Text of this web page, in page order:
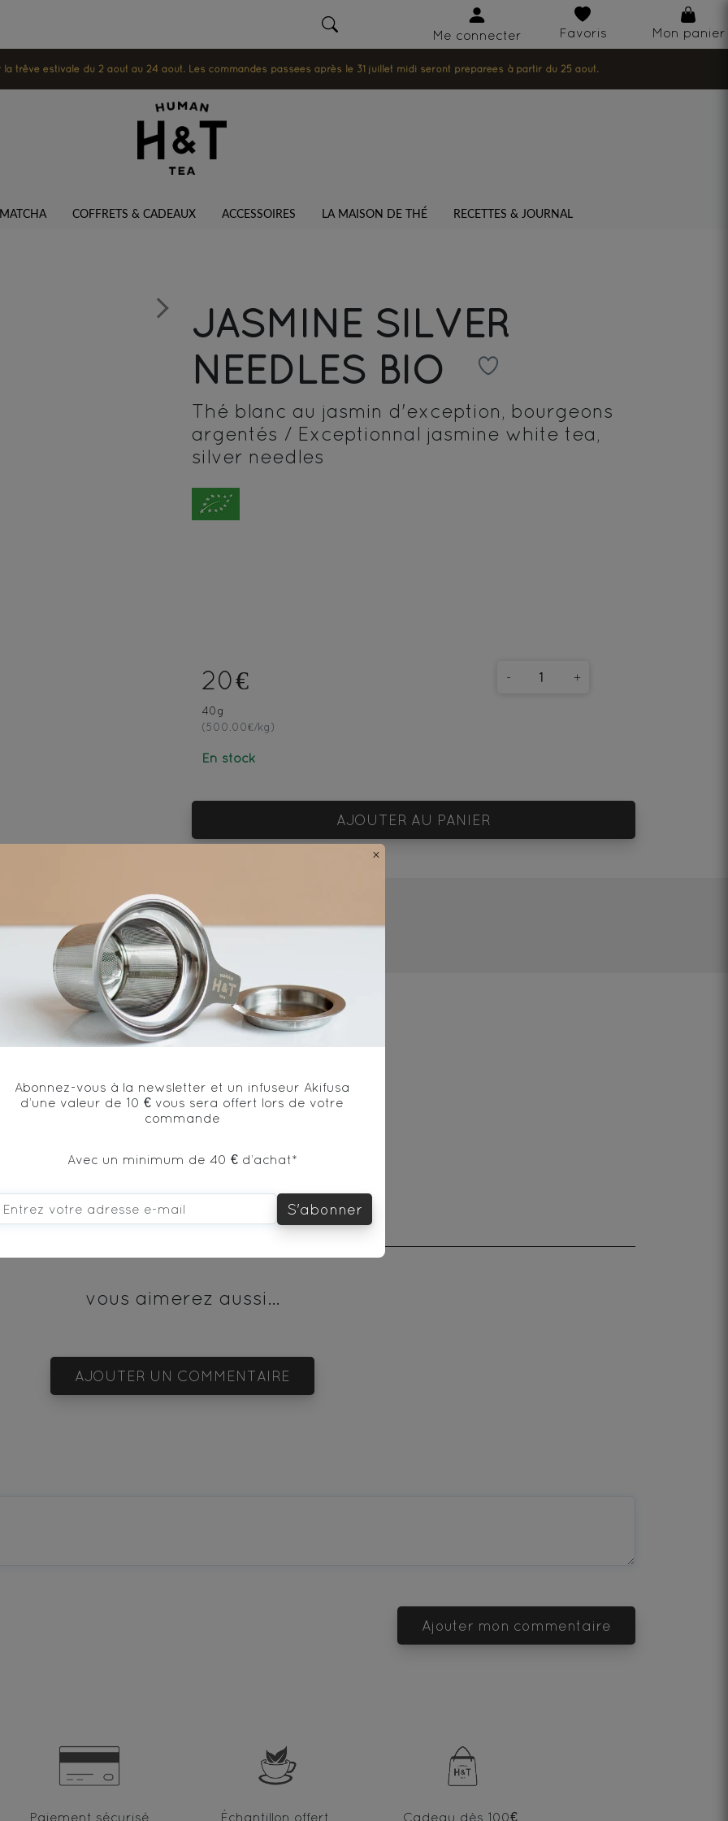
Me connecter Favoris Mon panier
trêve estivale du 2 août au 24 août. Les commandes passées après le 31 juillet midi seront préparées à partir du 25 août.
COFFRETS & CADEAUX ACCESSOIRES LA MAISON DE THÉ RECETTES & JOURNAL
Next
JASMINE SILVER
NEEDLES BIO
Thé blanc au jasmin d'exception, bourgeons
argentés / Exceptionnal jasmine white tea,
silver needles
20€
40g
(500.00€/kg)
En stock
- +
AJOUTER AU PANIER
80°C/ 176°F
Ingrédients
vous aimerez aussi...
AJOUTER UN COMMENTAIRE
Ajouter mon commentaire
×
Abonnez-vous à la newsletter et un infuseur Akifusa
d’une valeur de 10 € vous sera offert lors de votre
commande
Avec un minimum de 40 € d’achat*
S'abonner
Paiement sécurisé Échantillon offert Cadeau dès 100€